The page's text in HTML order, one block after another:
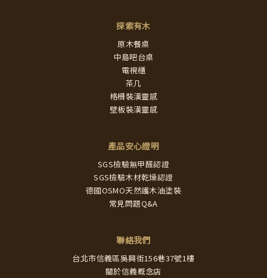
探索有木
原木餐桌
中島吧台桌
電視櫃
茶几
格柵裝潢靈感
壁板裝潢靈感
產品安心證明
SGS檢驗無甲醛認證
SGS檢驗木材乾燥認證
德國OSMO天然護木油塗裝
常見問題Q&A
聯絡我們
台北市信義區吳興街156巷37號1樓
關於信義概念店